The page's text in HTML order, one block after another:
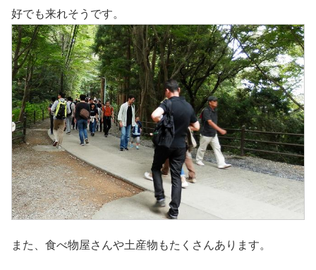
好でも来れそうです。
また、食べ物屋さんや土産物もたくさんあります。